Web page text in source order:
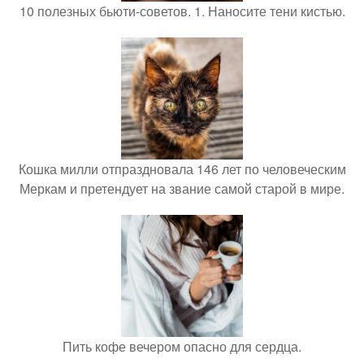
10 полезных бьюти-советов. 1. Наносите тени кистью.
Кошка милли отпраздновала 146 лет по человеческим
Меркам и претендует на звание самой старой в мире.
Пить кофе вечером опасно для сердца.